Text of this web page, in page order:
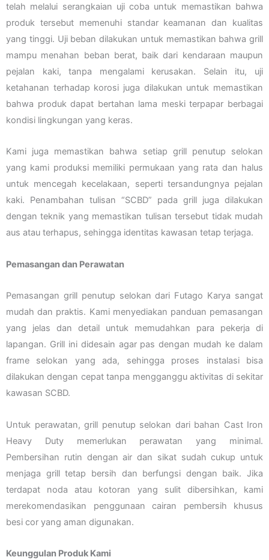
telah melalui serangkaian uji coba untuk memastikan bahwa
produk tersebut memenuhi standar keamanan dan kualitas
yang tinggi. Uji beban dilakukan untuk memastikan bahwa grill
mampu menahan beban berat, baik dari kendaraan maupun
pejalan kaki, tanpa mengalami kerusakan. Selain itu, uji
ketahanan terhadap korosi juga dilakukan untuk memastikan
bahwa produk dapat bertahan lama meski terpapar berbagai
kondisi lingkungan yang keras.
Kami juga memastikan bahwa setiap grill penutup selokan
yang kami produksi memiliki permukaan yang rata dan halus
untuk mencegah kecelakaan, seperti tersandungnya pejalan
kaki. Penambahan tulisan “SCBD” pada grill juga dilakukan
dengan teknik yang memastikan tulisan tersebut tidak mudah
aus atau terhapus, sehingga identitas kawasan tetap terjaga.
Pemasangan dan Perawatan
Pemasangan grill penutup selokan dari Futago Karya sangat
mudah dan praktis. Kami menyediakan panduan pemasangan
yang jelas dan detail untuk memudahkan para pekerja di
lapangan. Grill ini didesain agar pas dengan mudah ke dalam
frame selokan yang ada, sehingga proses instalasi bisa
dilakukan dengan cepat tanpa mengganggu aktivitas di sekitar
kawasan SCBD.
Untuk perawatan, grill penutup selokan dari bahan Cast Iron
Heavy Duty memerlukan perawatan yang minimal.
Pembersihan rutin dengan air dan sikat sudah cukup untuk
menjaga grill tetap bersih dan berfungsi dengan baik. Jika
terdapat noda atau kotoran yang sulit dibersihkan, kami
merekomendasikan penggunaan cairan pembersih khusus
besi cor yang aman digunakan.
Keunggulan Produk Kami